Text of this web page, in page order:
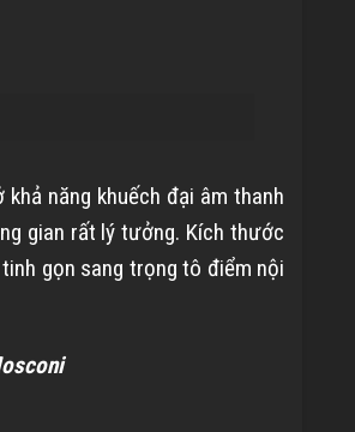
năng khuếch đại âm thanh
gian rất lý tưởng. Kích thước
gọn sang trọng tô điểm nội